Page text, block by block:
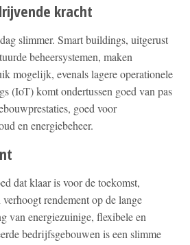
kracht
slimmer. Smart buildings, uitgerust
beheersystemen, maken
mogelijk, evenals lagere operationele
(IoT) komt ondertussen goed van pas
goed voor
en energiebeheer.
dat klaar is voor de toekomst,
rendement op de lange
van energiezuinige, flexibele en
bedrijfsgebouwen is een slimme